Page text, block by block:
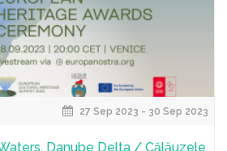
27 Sep 2023 - 30 Sep 2023
Danube Delta / Călăuzele